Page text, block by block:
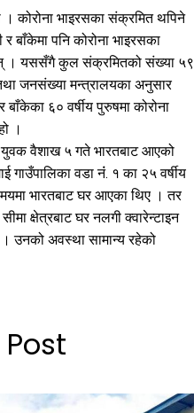
। कोरोना भाइरसका संक्रमित थपिने
पनि कोरोना भाइरसका
। यससँगै कुल संक्रमितको संख्या ५९
जनसंख्या मन्त्रालयका अनुसार
बाँकेका ६० वर्षीय पुरुषमा कोरोना
।
वैशाख ५ गते भारतबाट आएको
गाउँपालिका वडा नंं. १ का २५ वर्षीय
भारतबाट घर आएका थिए । तर
क्षेत्रबाट घर नलगी क्वारेन्टाइन
। उनको अवस्था सामान्य रहेको